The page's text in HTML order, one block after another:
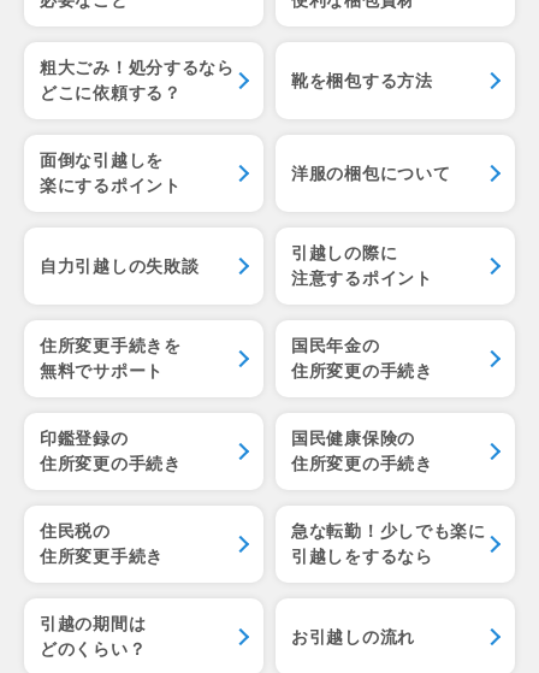
粗大ごみ！処分するなら
どこに依頼する？
靴を梱包する方法
面倒な引越しを
楽にするポイント
洋服の梱包について
自力引越しの失敗談
引越しの際に
注意するポイント
住所変更手続きを
無料でサポート
国民年金の
住所変更の手続き
印鑑登録の
住所変更の手続き
国民健康保険の
住所変更の手続き
住民税の
住所変更手続き
急な転勤！少しでも楽に
引越しをするなら
引越の期間は
どのくらい？
お引越しの流れ